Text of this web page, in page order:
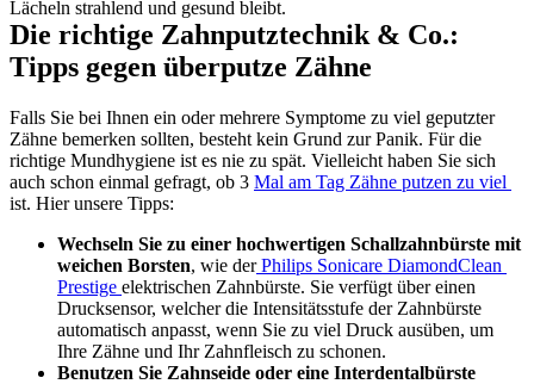
Lächeln strahlend und gesund bleibt.
Die richtige Zahnputztechnik & Co.:
Tipps gegen überputze Zähne
Falls Sie bei Ihnen ein oder mehrere Symptome zu viel geputzter
Zähne bemerken sollten, besteht kein Grund zur Panik. Für die
richtige Mundhygiene ist es nie zu spät. Vielleicht haben Sie sich
auch schon einmal gefragt, ob 3
ist. Hier unsere Tipps:
Wechseln Sie zu einer hochwertigen Schallzahnbürste mit
weichen Borsten, wie der Philips Sonicare DiamondClean
Prestige elektrischen Zahnbürste. Sie verfügt über einen
Drucksensor, welcher die Intensitätsstufe der Zahnbürste
automatisch anpasst, wenn Sie zu viel Druck ausüben, um
Ihre Zähne und Ihr Zahnfleisch zu schonen.
Benutzen Sie Zahnseide oder eine Interdentalbürste